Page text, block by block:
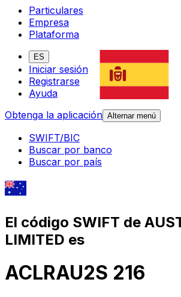
Particulares
Empresa
Plataforma
ES
Iniciar sesión
Registrarse
Ayuda
Obtenga la aplicación Alternar menú
SWIFT/BIC
Buscar por banco
Buscar por país
El código SWIFT de
LIMITED es
ACLRAU2S 216